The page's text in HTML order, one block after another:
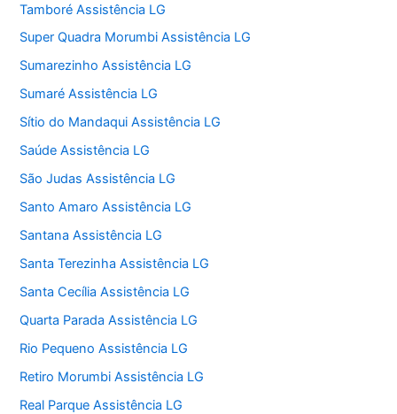
Tamboré Assistência LG
Super Quadra Morumbi Assistência LG
Sumarezinho Assistência LG
Sumaré Assistência LG
Sítio do Mandaqui Assistência LG
Saúde Assistência LG
São Judas Assistência LG
Santo Amaro Assistência LG
Santana Assistência LG
Santa Terezinha Assistência LG
Santa Cecília Assistência LG
Quarta Parada Assistência LG
Rio Pequeno Assistência LG
Retiro Morumbi Assistência LG
Real Parque Assistência LG